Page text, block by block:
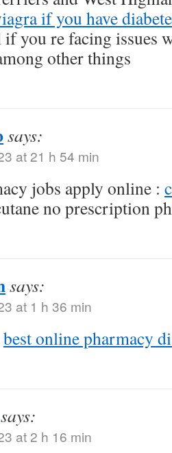
if you have
you re facing issues
other things
says:
at 21 h 54 min
jobs apply online :
no prescription
says:
at 1 h 36 min
best online pharmacy
says:
at 2 h 16 min